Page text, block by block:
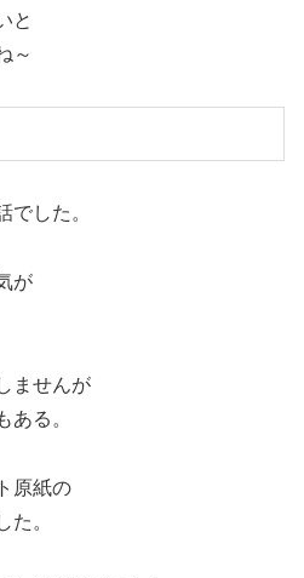
と
～
でした。
が
ませんが
ある。
原紙の
た。